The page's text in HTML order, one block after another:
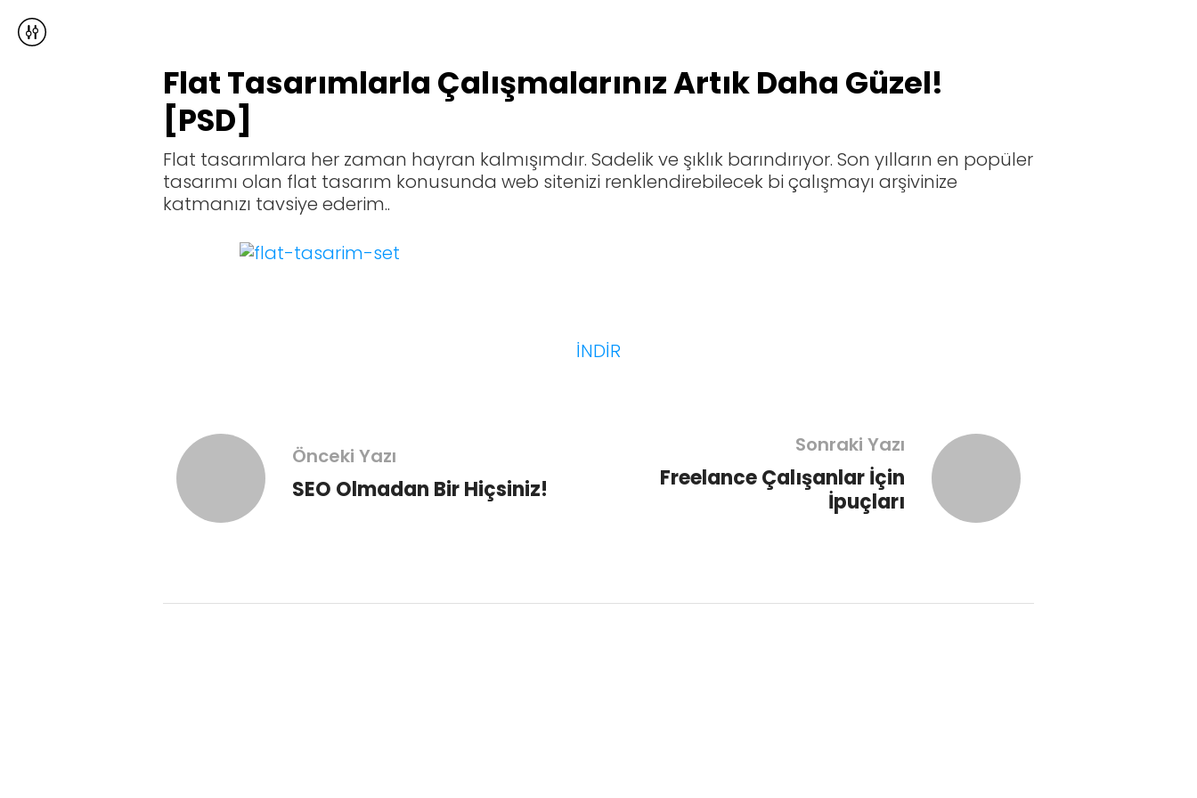
Flat Tasarımlarla Çalışmalarınız Artık Daha Güzel!
[PSD]
Flat tasarımlara her zaman hayran kalmışımdır. Sadelik ve şıklık barındırıyor. Son yılların en popüler
tasarımı olan flat tasarım konusunda web sitenizi renklendirebilecek bi çalışmayı arşivinize
katmanızı tavsiye ederim..
İNDİR
Önceki Yazı
SEO Olmadan Bir Hiçsiniz!
Sonraki Yazı
Freelance Çalışanlar İçin
İpuçları